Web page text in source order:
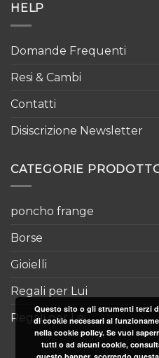
HELP
Domande Frequenti
Resi & Cambi
Contatti
Disiscrizione Newsletter
CATEGORIE
poncho frange
Borse
Gioielli
Regali per Lui
Regali per Lei
Questo sito o gli strumenti terzi
di cookie necessari al
nella cookie policy. Se vuoi
tutti o ad alcuni cookie,